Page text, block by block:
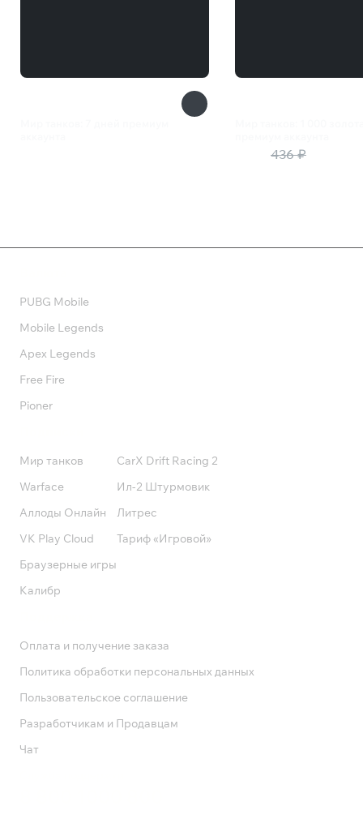
436 ₽
PUBG Mobile
Mobile Legends
Apex Legends
Free Fire
Pioner
Мир танков
Warface
Аллоды Онлайн
VK Play Cloud
Браузерные игры
Калибр
CarX Drift Racing 2
Ил-2 Штурмовик
Литрес
Тариф «Игровой»
Оплата и получение заказа
Политика обработки персональных данных
Пользовательское соглашение
Разработчикам и Продавцам
Чат